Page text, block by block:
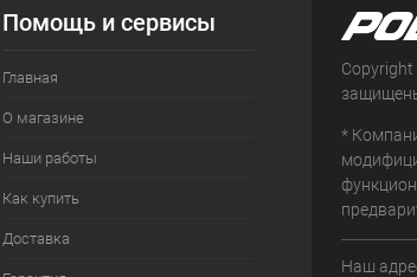
Помощь и сервисы
Главная
О магазине
Наши работы
Как купить
Доставка
*
Наш